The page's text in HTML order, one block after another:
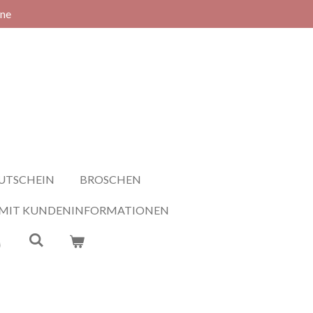
BROSCHEN
KUNDENINFORMATIONEN